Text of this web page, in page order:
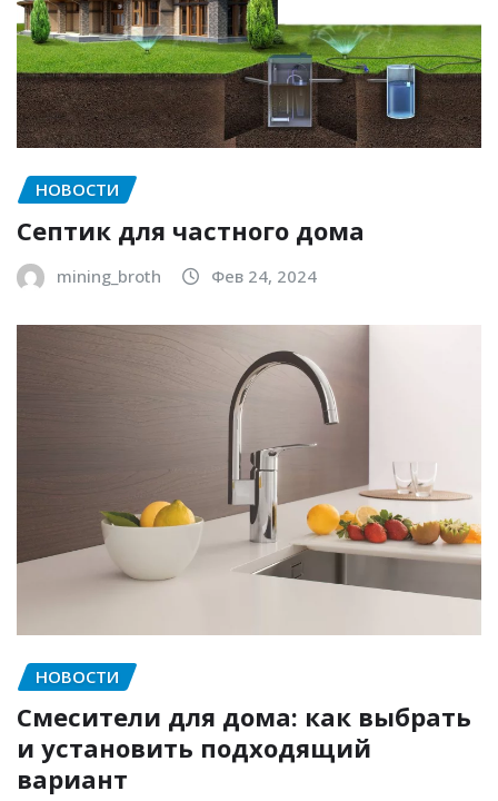
НОВОСТИ
Септик для частного дома
mining_broth Фев 24, 2024
НОВОСТИ
Смесители для дома: как выбрать
и установить подходящий
вариант